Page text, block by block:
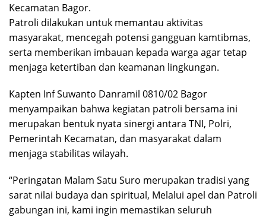
Kecamatan Bagor.
Patroli dilakukan untuk memantau aktivitas
masyarakat, mencegah potensi gangguan kamtibmas,
serta memberikan imbauan kepada warga agar tetap
menjaga ketertiban dan keamanan lingkungan.
Kapten Inf Suwanto Danramil 0810/02 Bagor
menyampaikan bahwa kegiatan patroli bersama ini
merupakan bentuk nyata sinergi antara TNI, Polri,
Pemerintah Kecamatan, dan masyarakat dalam
menjaga stabilitas wilayah.
“Peringatan Malam Satu Suro merupakan tradisi yang
sarat nilai budaya dan spiritual, Melalui apel dan Patroli
gabungan ini, kami ingin memastikan seluruh